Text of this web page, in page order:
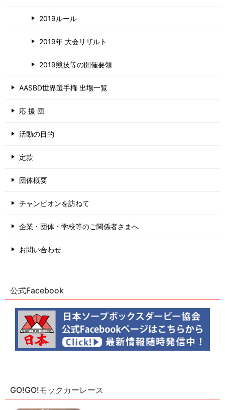
2019ルール
2019年 大会リザルト
2019競技等の開催要領
AASBD世界選手権 出場一覧
応 援 団
活動の目的
定款
団体概要
チャンピオンを訪ねて
企業・団体・学校等のご関係者さまへ
お問い合わせ
公式Facebook
GO!GO!モックカーレース